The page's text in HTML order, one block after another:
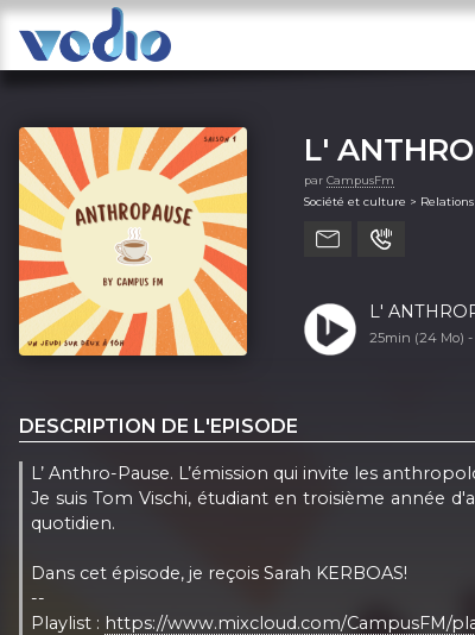
L'
par CampusFm
Société et culture > Relations
L'
25min (24 Mo) -
DESCRIPTION DE L'EPISODE
L’ Anthro-Pause. L’émission qui invite les
Je suis Tom Vischi, étudiant en troisième année
quotidien.
Dans cet épisode, je reçois Sarah KERBOAS!
--
Playlist : https://www.mixcloud.com/CampusFM/